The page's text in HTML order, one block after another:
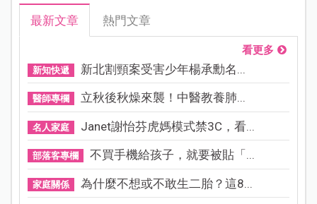
最新文章 熱門文章
看更多
新知快遞 新北割頸案受害少年楊承勳名...
醫師專欄 立秋後秋燥來襲！中醫教養肺...
名人家庭 Janet謝怡芬虎媽模式禁3C，看...
部落客專欄 不買手機給孩子，就要被貼「...
家庭關係 為什麼不想或不敢生二胎？這8...